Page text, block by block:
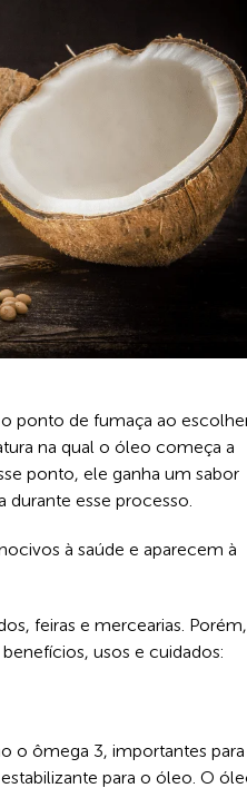
ponto de fumaça ao
na qual o óleo começa a
ponto, ele ganha um sabor
durante esse processo.
à saúde e aparecem à
feiras e mercearias. Porém,
usos e cuidados:
o ômega 3, importantes para
para o óleo. O